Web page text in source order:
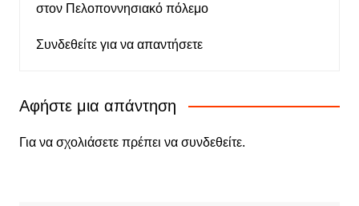
στον Πελοποννησιακό πόλεμο
Συνδεθείτε για να απαντήσετε
Αφήστε μια απάντηση
Για να σχολιάσετε πρέπει να συνδεθείτε.